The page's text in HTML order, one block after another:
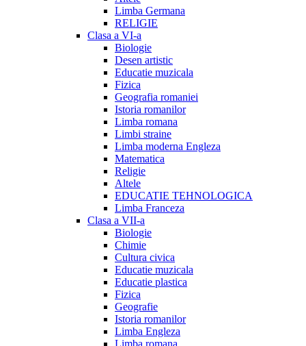
Limba Germana
RELIGIE
Clasa a VI-a
Biologie
Desen artistic
Educatie muzicala
Fizica
Geografia romaniei
Istoria romanilor
Limba romana
Limbi straine
Limba moderna Engleza
Matematica
Religie
Altele
EDUCATIE TEHNOLOGICA
Limba Franceza
Clasa a VII-a
Biologie
Chimie
Cultura civica
Educatie muzicala
Educatie plastica
Fizica
Geografie
Istoria romanilor
Limba Engleza